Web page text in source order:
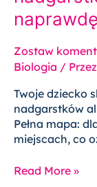
Zostaw
Biologia / Przez
Twoje dziecko
nadgarstków
Pełna mapa:
miejscach, co
Read More »